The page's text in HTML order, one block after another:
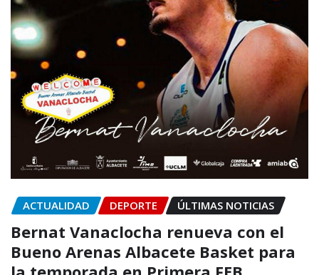
ACTUALIDAD DEPORTE ÚLTIMAS NOTICIAS
Bernat Vanaclocha renueva con el
Bueno Arenas Albacete Basket para